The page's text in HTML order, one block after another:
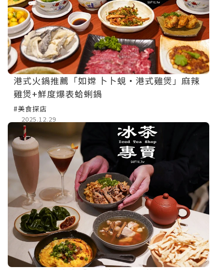
港式火鍋推薦「如嫦 卜卜蜆·港式雞煲」麻辣
雞煲+鮮度爆表蛤蜊鍋
#美食探店
2025.12.29